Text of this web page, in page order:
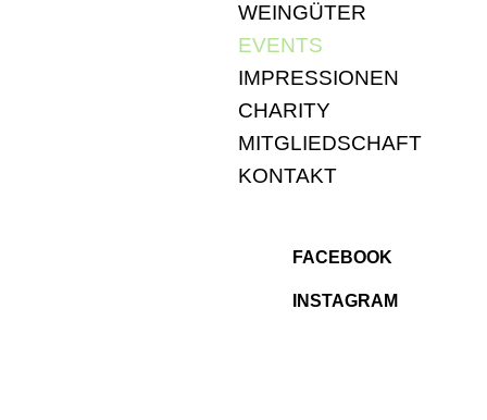
WEINGÜTER
EVENTS
IMPRESSIONEN
CHARITY
MITGLIEDSCHAFT
KONTAKT
FACEBOOK
INSTAGRAM